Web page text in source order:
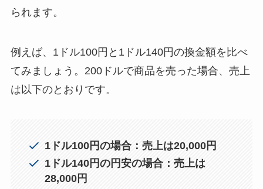
られます。
例えば、1ドル100円と1ドル140円の換金額を比べ
てみましょう。200ドルで商品を売った場合、売上
は以下のとおりです。
1ドル100円の場合：売上は20,000円
1ドル140円の円安の場合：売上は
28,000円